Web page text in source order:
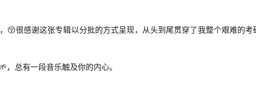
😚很感谢这张专辑以分批的方式呈现，从头到尾贯穿了我整个艰难的考
总有一段音乐触及你的内心。